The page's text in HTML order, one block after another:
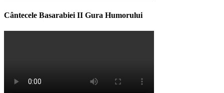
Cântecele Basarabiei II Gura Humorului